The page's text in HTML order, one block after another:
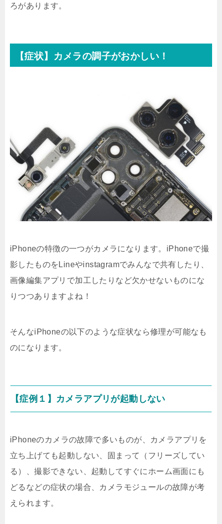
ろがあります。
【症状】カメラの調子がおかしい！
iPhoneの特徴の一つがカメラになります。iPhoneで撮
影したものをLineやinstagramでみんなで共有したり、
画像編集アプリで加工したりなど欠かせないものにな
りつつありますよね！
そんなiPhoneの以下のような症状なら修理が可能なも
のになります。
【症例１】カメラアプリが起動しない
iPhoneのカメラの故障で多いものが、カメラアプリを
立ち上げても起動しない、固まって（フリーズしてい
る）、撮影できない、起動してすぐにホーム画面にも
どるなどの症状の場合、カメラモジュールの故障が考
えられます。